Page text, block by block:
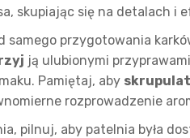
skupiając się na detalach i
samego przygotowania
ją ulubionymi
Pamiętaj, aby
rozprowadzenie
pilnuj, aby patelnia była